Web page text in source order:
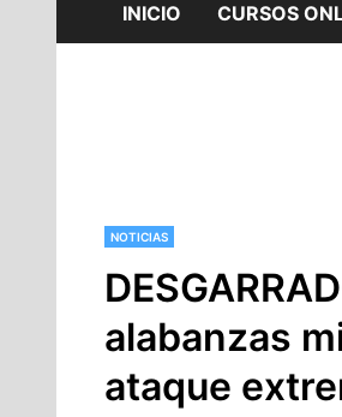
INICIO CURSOS
NOTICIAS
alabanzas
ataque